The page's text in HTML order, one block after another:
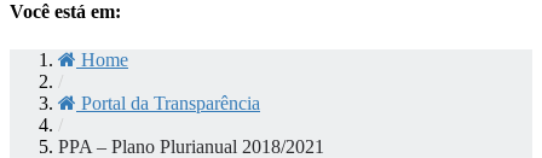
Você está em:
Home
/
Portal da Transparência
/
PPA – Plano Plurianual 2018/2021